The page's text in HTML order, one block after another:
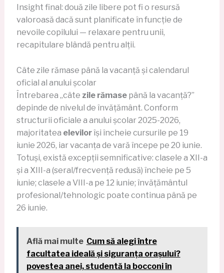
Insight final: două zile libere pot fi o resursă
valoroasă dacă sunt planificate în funcție de
nevoile copilului — relaxare pentru unii,
recapitulare blândă pentru alții.
Câte zile rămase până la vacanță și calendarul
oficial al anului școlar
Întrebarea „câte zile rămasepână la vacanță?”
depinde de nivelul de învățământ. Conform
structurii oficiale a anului școlar 2025-2026,
majoritatea elevilorîși încheie cursurile pe 19
iunie 2026, iar vacanța de vară începe pe 20 iunie.
Totuși, există excepții semnificative: clasele a XII-a
și a XIII-a (seral/frecvență redusă) încheie pe 5
iunie; clasele a VIII-a pe 12 iunie; învățământul
profesional/tehnologic poate continua până pe
26 iunie.
Află mai multe Cum să alegi între
facultatea ideală și siguranța orașului?
povestea anei, studentă la bocconi în